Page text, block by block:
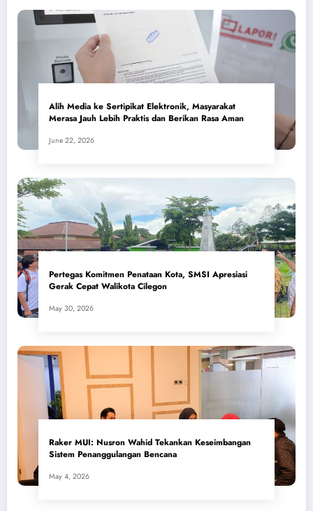
Alih Media ke Sertipikat Elektronik, Masyarakat
Merasa Jauh Lebih Praktis dan Berikan Rasa Aman
June 22, 2026
Pertegas Komitmen Penataan Kota, SMSI Apresiasi
Gerak Cepat Walikota Cilegon
May 30, 2026
​Raker MUI: Nusron Wahid Tekankan Keseimbangan
Sistem Penanggulangan Bencana
May 4, 2026